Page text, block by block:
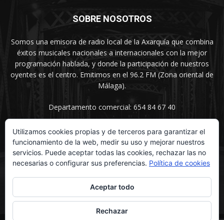
SOBRE NOSOTROS
Somos una emisora de radio local de la Axarquía que combina
éxitos musicales nacionales a internacionales con la mejor
programación hablada, y donde la participación de nuestros
oyentes es el centro. Emitimos en el 96.2 FM (Zona oriental de
Málaga).
Departamento comercial: 654 84 67 40
SÍGUENOS
Utilizamos cookies propias y de terceros para garantizar el
funcionamiento de la web, medir su uso y mejorar nuestros
servicios. Puede aceptar todas las cookies, rechazar las no
necesarias o configurar sus preferencias. Política de cookies
Aceptar todo
Rechazar